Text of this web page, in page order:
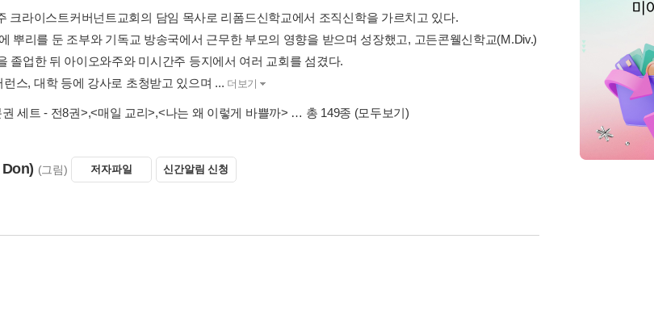
크라이스트커버넌트교회의 담임 목사로 리폼드신학교에서 조직신학을 가르치고 있다.
졸업한 뒤 아이오와주와 미시간주 등지에서 여러 교회를 섬겼다.
런스, 대학 등에 강사로 초청받고 있으며 ... 더보기